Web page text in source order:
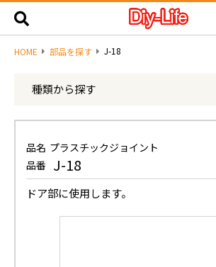
HOME 部品を探す J-18
種類から探す
品名 プラスチックジョイント
品番 J-18
ドア部に使用します。